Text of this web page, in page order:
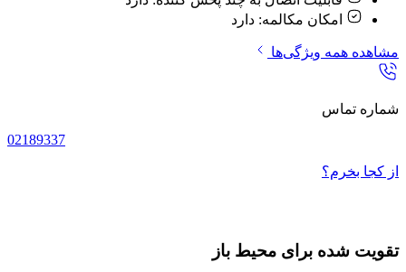
امکان مکالمه: دارد
مشاهده همه ویژگی‌ها
شماره تماس
02189337
از کجا بخرم؟
تقویت شده برای محیط باز